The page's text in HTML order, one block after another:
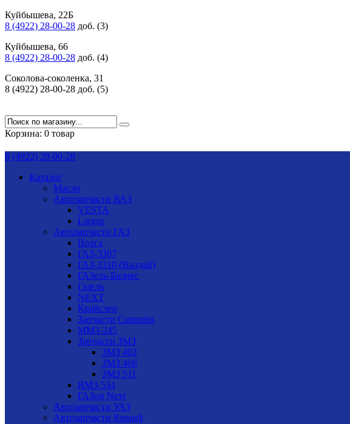
Куйбышева, 22Б
8 (4922) 28-00-28 доб. (3)
Куйбышева, 66
8 (4922) 28-00-28 доб. (4)
Соколова-соколенка, 31
8 (4922) 28-00-28 доб. (5)
Корзина: 0 товар
8 (4922) 28-00-28
Каталог
Масло
Автозапчасти ВАЗ
VESTA
Largus
Автозапчасти ГАЗ
Волга
ГАЗ-3307
ГАЗ-3310 (Валдай)
ГАЗель-Бизнес
Газель
NEXT
Крайслер
Запчасти Cummins
ММЗ-245
Запчасти ЗМЗ
ЗМЗ 402
ЗМЗ 406
ЗМЗ 511
ЯМЗ-534
ГАЗон Next
Автозапчасти УАЗ
Автозапчасти Renault